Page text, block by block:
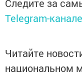
Следите за
Telegram-канале
Читайте
национальном